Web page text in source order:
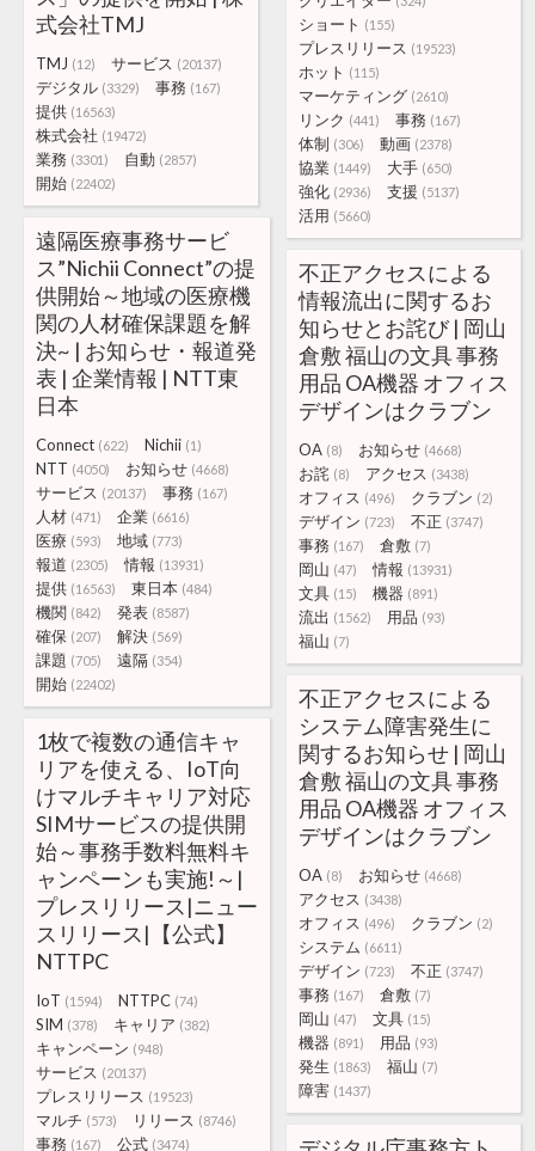
ショート (155)
プレスリリース (19523)
ホット (115)
マーケティング (2610)
リンク (441) 事務 (167)
体制 (306) 動画 (2378)
協業 (1449) 大手 (650)
強化 (2936) 支援 (5137)
活用 (5660)
式会社TMJ
TMJ (12) サービス (20137)
デジタル (3329) 事務 (167)
提供 (16563)
株式会社 (19472)
業務 (3301) 自動 (2857)
開始 (22402)
遠隔医療事務サービ
ス”Nichii Connect”の提
供開始～地域の医療機
関の人材確保課題を解
決~ | お知らせ・報道発
表 | 企業情報 | NTT東
日本
Connect (622) Nichii (1)
NTT (4050) お知らせ (4668)
サービス (20137) 事務 (167)
人材 (471) 企業 (6616)
医療 (593) 地域 (773)
報道 (2305) 情報 (13931)
提供 (16563) 東日本 (484)
機関 (842) 発表 (8587)
確保 (207) 解決 (569)
課題 (705) 遠隔 (354)
開始 (22402)
不正アクセスによる
情報流出に関するお
知らせとお詫び | 岡山
倉敷 福山の文具 事務
用品 OA機器 オフィス
デザインはクラブン
OA (8) お知らせ (4668)
お詫 (8) アクセス (3438)
オフィス (496) クラブン (2)
デザイン (723) 不正 (3747)
事務 (167) 倉敷 (7)
岡山 (47) 情報 (13931)
文具 (15) 機器 (891)
流出 (1562) 用品 (93)
福山 (7)
不正アクセスによる
システム障害発生に
関するお知らせ | 岡山
倉敷 福山の文具 事務
用品 OA機器 オフィス
デザインはクラブン
OA (8) お知らせ (4668)
アクセス (3438)
オフィス (496) クラブン (2)
システム (6611)
デザイン (723) 不正 (3747)
事務 (167) 倉敷 (7)
岡山 (47) 文具 (15)
機器 (891) 用品 (93)
発生 (1863) 福山 (7)
障害 (1437)
1枚で複数の通信キャ
リアを使える、IoT向
けマルチキャリア対応
SIMサービスの提供開
始～事務手数料無料キ
ャンペーンも実施!～|
プレスリリース|ニュー
スリリース|【公式】
NTTPC
IoT (1594) NTTPC (74)
SIM (378) キャリア (382)
キャンペーン (948)
サービス (20137)
プレスリリース (19523)
マルチ (573) リリース (8746)
事務 (167) 公式 (3474)